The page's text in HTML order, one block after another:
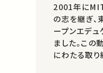
2001年に
の志を継ぎ
ープンエデ
ました。こ
にわたる取り